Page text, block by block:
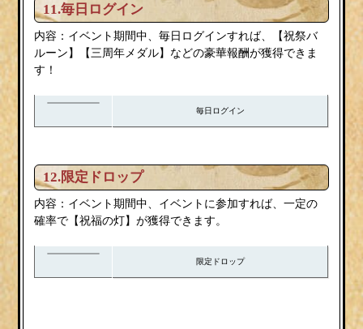
11.毎日ログイン
内容：イベント期間中、毎日ログインすれば、【祝祭バ
ルーン】【三周年メダル】などの豪華報酬が獲得できま
す！
毎日ログイン
12.限定ドロップ
内容：イベント期間中、イベントに参加すれば、一定の
確率で【祝福の灯】が獲得できます。
限定ドロップ